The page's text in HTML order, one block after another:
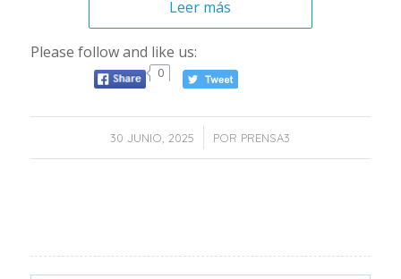
Leer más
Please follow and like us:
0
30 JUNIO, 2025
/ POR PRENSA3